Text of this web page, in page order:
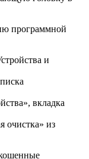
программной
и
вкладка
очистка» из